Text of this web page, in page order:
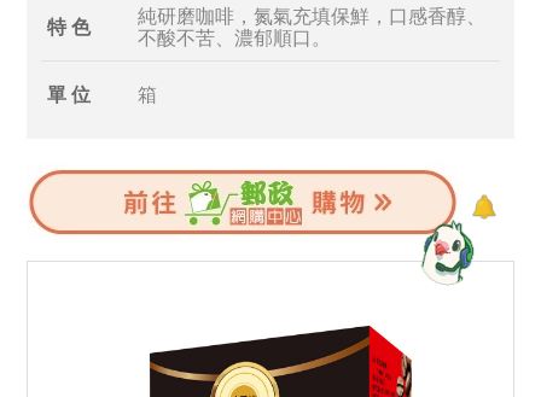
特 色 純研磨咖啡，氮氣充填保鮮，口感香醇、
不酸不苦、濃郁順口。
單 位 箱